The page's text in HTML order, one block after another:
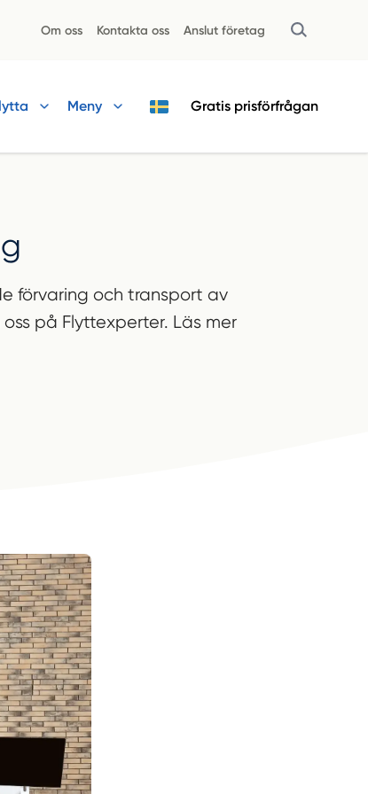
Om oss Kontakta oss Anslut företag
Meny Gratis prisförfrågan
förvaring och transport av
på Flyttexperter. Läs mer